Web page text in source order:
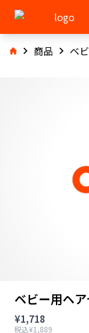
商品 ベ
ベビー用ヘ
¥1,718
税込¥1,889